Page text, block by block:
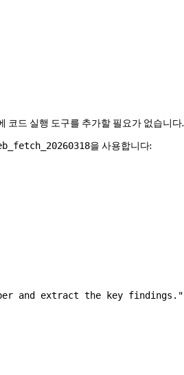
코드 실행 도구를 추가할 필요가 없습니다.
을 사용합니다:
and extract the key findings."